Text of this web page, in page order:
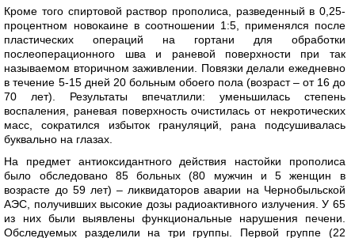
Кроме того спиртовой раствор прополиса, разведенный в 0,25-
процентном новокаине в соотношении 1:5, применялся после
пластических операций на гортани для обработки
послеоперационного шва и раневой поверхности при так
называемом вторичном заживлении. Повязки делали ежедневно
в течение 5-15 дней 20 больным обоего пола (возраст – от 16 до
70 лет). Результаты впечатлили: уменьшилась степень
воспаления, раневая поверхность очистилась от некротических
масс, сократился избыток грануляций, рана подсушивалась
буквально на глазах.
На предмет антиоксидантного действия настойки прополиса
было обследовано 85 больных (80 мужчин и 5 женщин в
возрасте до 59 лет) – ликвидаторов аварии на Чернобыльской
АЭС, получивших высокие дозы радиоактивного излучения. У 65
из них были выявлены функциональные нарушения печени.
Обследуемых разделили на три группы. Первой группе (22